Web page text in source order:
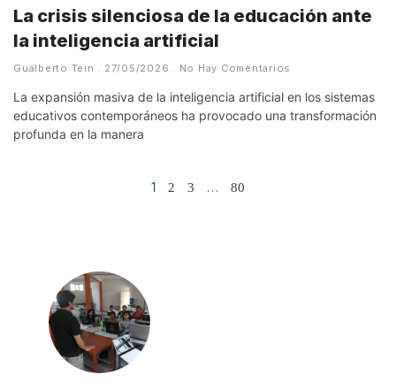
La crisis silenciosa de la educación ante
la inteligencia artificial
Gualberto Tein 27/05/2026 No Hay Comentarios
La expansión masiva de la inteligencia artificial en los sistemas
educativos contemporáneos ha provocado una transformación
profunda en la manera
1 2 3 … 80